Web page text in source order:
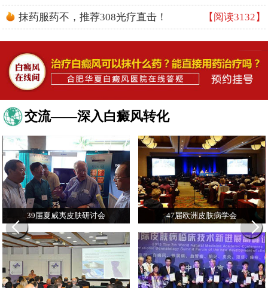
抹药服药不，推荐308光疗直击！ 【阅读3132】
交流——深入白癜风转化
39届夏威夷皮肤研讨会 47届欧洲皮肤病学会